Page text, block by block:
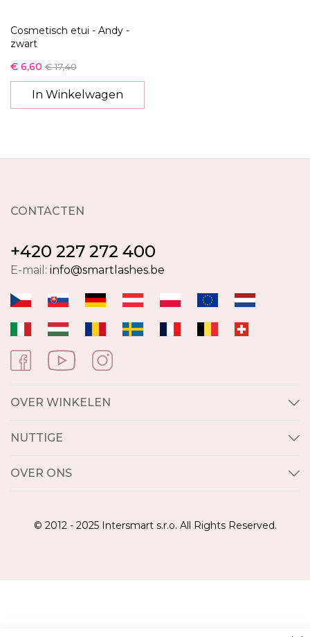
Cosmetisch etui - Andy -
zwart
€ 6,60 € 17,40
In Winkelwagen
CONTACTEN
+420 227 272 400
E-mail: info@smartlashes.be
OVER WINKELEN
NUTTIGE
OVER ONS
© 2012 - 2025 Intersmart s.r.o. All Rights Reserved.